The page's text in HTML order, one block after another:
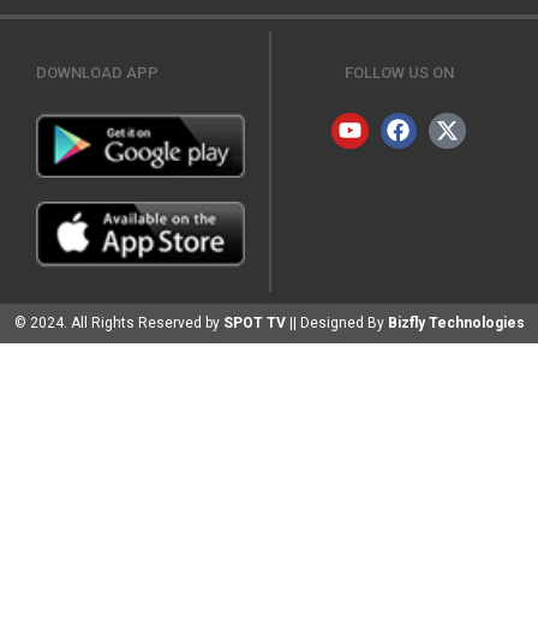
DOWNLOAD APP FOLLOW US ON
© 2024. All Rights Reserved by SPOT TV || Designed By Bizfly Technologies